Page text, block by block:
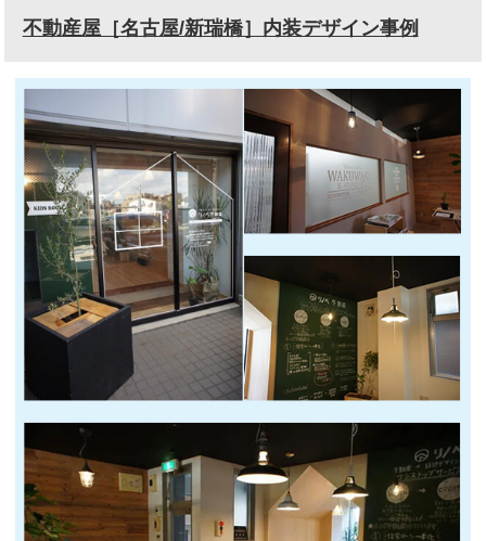
不動産屋［名古屋/新瑞橋］内装デザイン事例